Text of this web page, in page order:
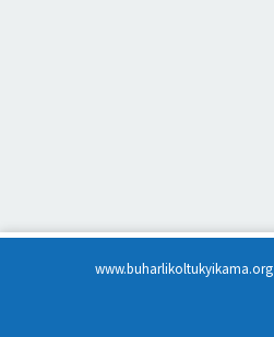
www.buharlikoltukyikama.org